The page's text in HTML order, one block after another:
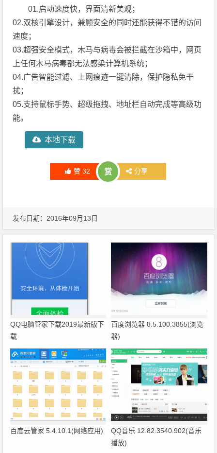
01.启动速度快，界面清新美观；
02.双核引擎设计，兼顾安全的同时还能获得不错的访问
速度；
03.超强安全模式，木马与病毒会被拦截在沙箱中，网页
上任何木马病毒都无法感染计算机系统；
04.广告智能过滤、上网痕迹一键清除，保护隐私免干
扰；
05.支持鼠标手势、超级拖拽、地址栏自动完成等高级功
能。
本地下载
赞32 赏 分享
发布日期：2016年09月13日
QQ电脑管家下载2019最新版下
载
百度浏览器 8.5.100.3855(浏览
器)
百度云管家 5.4.10.1(网络应用)
QQ音乐 12.82.3540.902(音乐
播放)